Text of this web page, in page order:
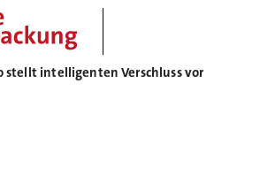
stellt intelligenten Verschluss vor